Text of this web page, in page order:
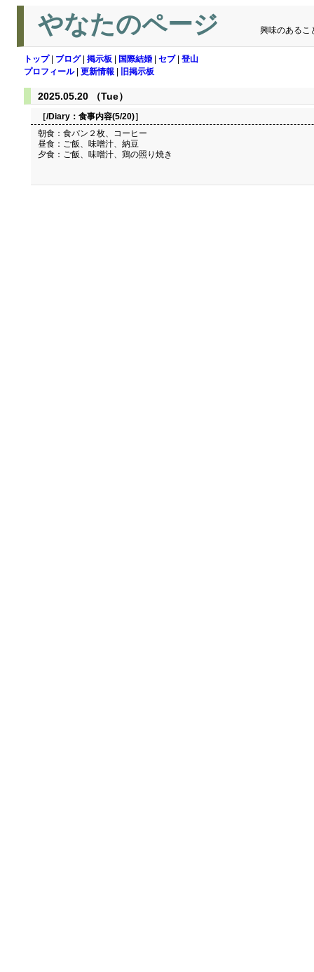
やなたのページ 興味のあるこ
トップ| ブログ| 掲示板 国際結婚 セブ| 登山
プロフィール| 更新情報 旧掲示板
2025.05.20 （Tue）
［/Diary： 食事内容(5/20)］
朝食：食パン２枚、コーヒー
昼食：ご飯、味噌汁、納豆
夕食：ご飯、味噌汁、鶏の照り焼き